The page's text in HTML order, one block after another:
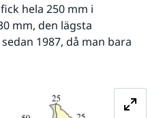
hela 250 mm i
mm, den lägsta
1987, då man bara